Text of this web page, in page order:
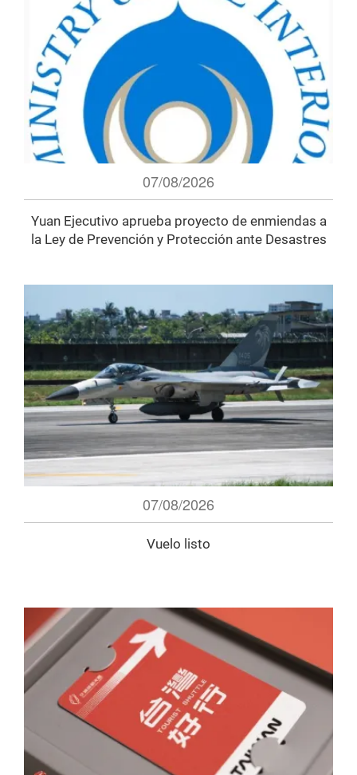
07/08/2026
Yuan Ejecutivo aprueba proyecto de enmiendas a
la Ley de Prevención y Protección ante Desastres
07/08/2026
Vuelo listo